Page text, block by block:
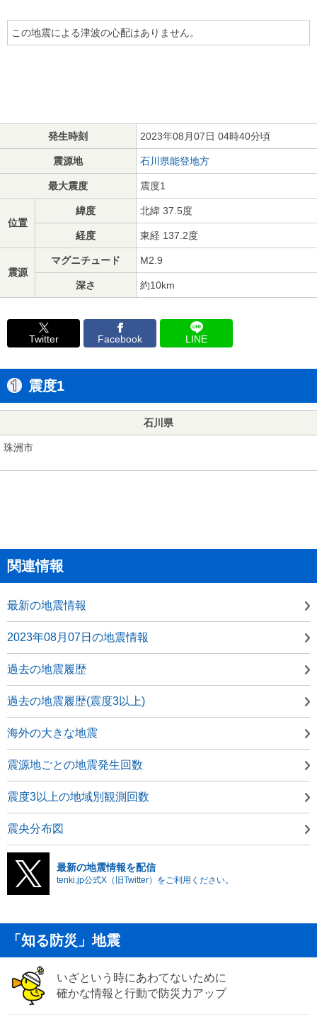
この地震による津波の心配はありません。
発生時刻 2023年08月07日 04時40分頃
震源地 石川県能登地方
最大震度 震度1
位置
緯度 北緯 37.5度
経度 東経 137.2度
震源
マグニチュード M2.9
深さ 約10km
Twitter Facebook LINE
震度1
石川県
珠洲市
関連情報
最新の地震情報
2023年08月07日の地震情報
過去の地震履歴
過去の地震履歴(震度3以上)
海外の大きな地震
震源地ごとの地震発生回数
震度3以上の地域別観測回数
震央分布図
最新の地震情報を配信
tenki.jp公式X（旧Twitter）をご利用ください。
「知る防災」地震
いざという時にあわてないために
確かな情報と行動で防災力アップ